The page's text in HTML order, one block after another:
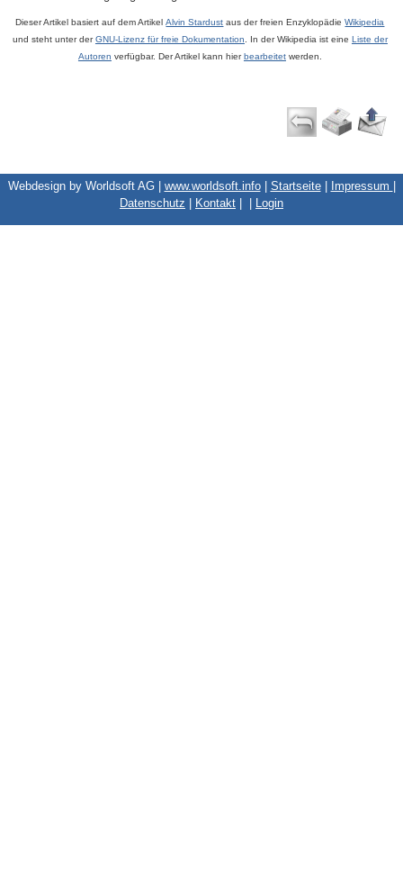
Dieser Artikel basiert auf dem ArtikelAlvin Stardust aus der freien EnzyklopädieWikipedia
und steht unter derGNU-Lizenz für freie Dokumentation. In der Wikipedia ist eine Liste der
Autoren verfügbar. Der Artikel kann hierbearbeitetwerden.
Webdesign by Worldsoft AG | www.worldsoft.info| Startseite| Impressum
Datenschutz
Kontakt Login